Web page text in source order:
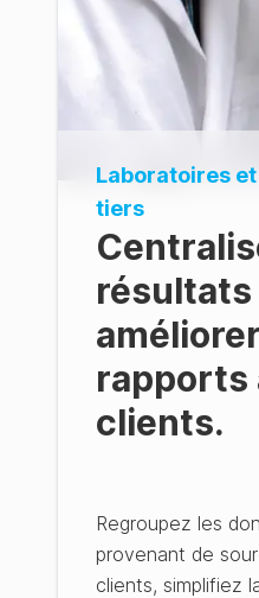
Laboratoires
tiers
résultats
rapports
clients.
Regroupez les
provenant de
clients, simplifiez